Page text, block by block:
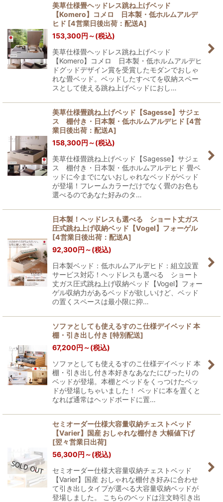
美草仕様畳ヘッドレス跳ね上げベッド
【Komero】コメロ 日本製・低ホルムアルデ
ヒド [4営業日後出荷：配送A]
153,300円 ～(税込)
美草仕様畳ヘッドレス跳ね上げベッド
【Komero】コメロ 日本製・低ホルムアルデヒ
ドグッドデザイン賞を受賞したモダンでおしゃ
れな畳ベッド。ベッドしたすべてを収納スペー
スとして使える跳ね上げベッドにおし…
美草仕様畳跳ね上げベッド【Sagesse】サジェ
ス 棚付き・日本製・低ホルムアルデヒド [4営
業日後出荷：配送A]
158,300円 ～(税込)
美草仕様畳跳ね上げベッド【Sagesse】サジェ
ス 棚付き・日本製・低ホルムアルデヒド 畳ベ
ッドに今までにないおしゃれなベッドがベッド
が登場！フレームカラーだけでなく畳のお色も
選べるのであなた好みのタ…
日本製！ヘッドレスも選べる ショート丈ガス
圧式跳ね上げ収納ベッド【Vogel】フォーゲル
[4営業日後出荷：配送A]
92,300円 ～(税込)
日本製ベッド：低ホルムアルデヒド：組立設置
サービス対応！ヘッドレスも選べる ショート
丈ガス圧式跳ね上げ収納ベッド【Vogel】フォー
ゲル収納力があるベッドが欲しいけど、ベッド
の置くスペースは最小限に抑…
ソファとしても使えるすのこ仕様デイベッド 本
棚・引き出し付き [特別配送]
67,200円 ～(税込)
ソファとしても使えるすのこ仕様デイベッド 本
棚・引き出し付き本好きなあなたにぴったりの
ベッドが登場。本棚とベッドをくっつけたベッ
ドが登場しちゃいました！ ベッドに本を置くと
なれば通常はヘッドボードに置…
セミオーダー仕様大容量収納チェストベッド
【Varier】国産 おしゃれな棚付き 大幅値下げ
[翌々営業日出荷]
56,300円 ～(税込)
セミオーダー仕様大容量収納チェストベッド
【Varier】国産 おしゃれな棚付き好みに合わせ
て引き出しタイプが選べる大容量収納ベッドが
登場しました。 こちらのベッドは注文時引き出